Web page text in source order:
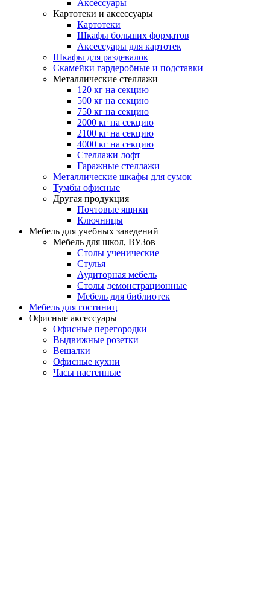
Аксессуары
Картотеки и аксессуары
Картотеки
Шкафы больших форматов
Аксессуары для картотек
Шкафы для раздевалок
Скамейки гардеробные и подставки
Металлические стеллажи
120 кг на секцию
500 кг на секцию
750 кг на секцию
2000 кг на секцию
2100 кг на секцию
4000 кг на секцию
Стеллажи лофт
Гаражные стеллажи
Металлические шкафы для сумок
Тумбы офисные
Другая продукция
Почтовые ящики
Ключницы
Мебель для учебных заведений
Мебель для школ, ВУЗов
Столы ученические
Стулья
Аудиторная мебель
Столы демонстрационные
Мебель для библиотек
Мебель для гостиниц
Офисные аксессуары
Офисные перегородки
Выдвижные розетки
Вешалки
Офисные кухни
Часы настенные